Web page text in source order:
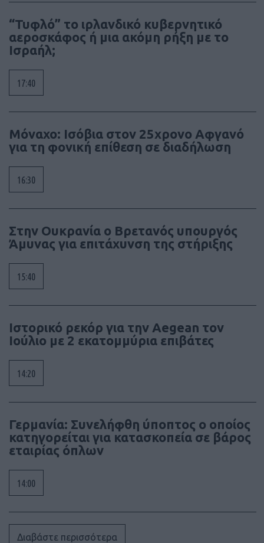
“Τυφλό” το ιρλανδικό κυβερνητικό
αεροσκάφος ή μια ακόμη ρήξη με το
Ισραήλ;
17:40
Μόναχο: Ισόβια στον 25χρονο Αφγανό
για τη φονική επίθεση σε διαδήλωση
16:30
Στην Ουκρανία ο Βρετανός υπουργός
Άμυνας για επιτάχυνση της στήριξης
15:40
Ιστορικό ρεκόρ για την Aegean τον
Ιούλιο με 2 εκατομμύρια επιβάτες
14:20
Γερμανία: Συνελήφθη ύποπτος ο οποίος
κατηγορείται για κατασκοπεία σε βάρος
εταιρίας όπλων
14:00
Διαβάστε περισσότερα